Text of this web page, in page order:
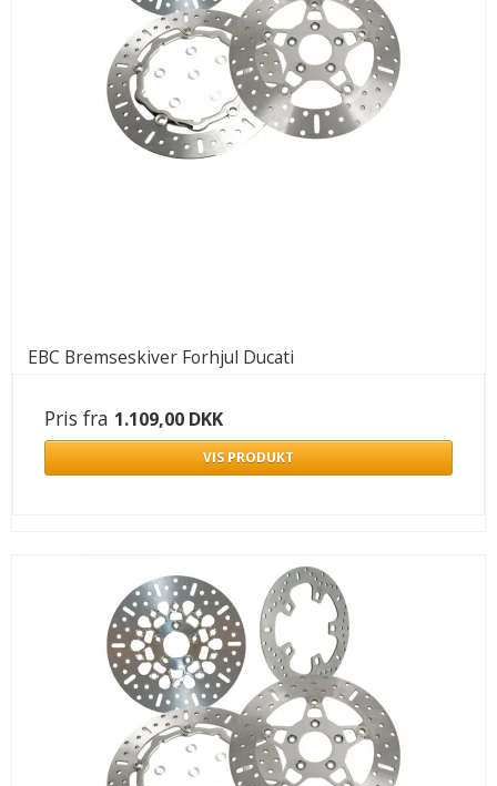
EBC Bremseskiver Forhjul Ducati
Pris fra 1.109,00 DKK
VIS PRODUKT